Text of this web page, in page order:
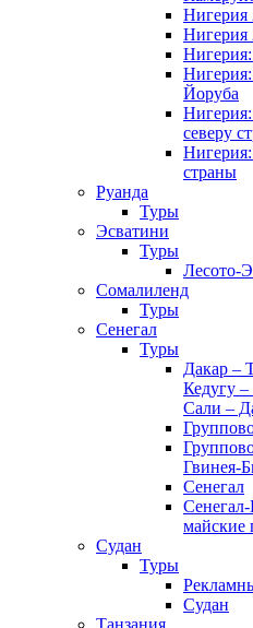
Нигерия
Нигерия
Нигерия:
Йоруба
северу
страны
Руанда
Туры
Эсватини
Туры
Лесото-
Сомалиленд
Туры
Сенегал
Туры
Дакар –
Кедугу
Сали –
Гвинея-
Сенегал
майские
Судан
Туры
Cудан
Танзания